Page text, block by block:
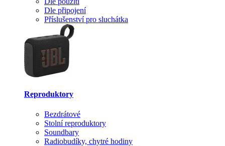
Dle připojení
Příslušenství pro sluchátka
Reproduktory
Bezdrátové
Stolní reproduktory
Soundbary
Radiobudíky, chytré hodiny